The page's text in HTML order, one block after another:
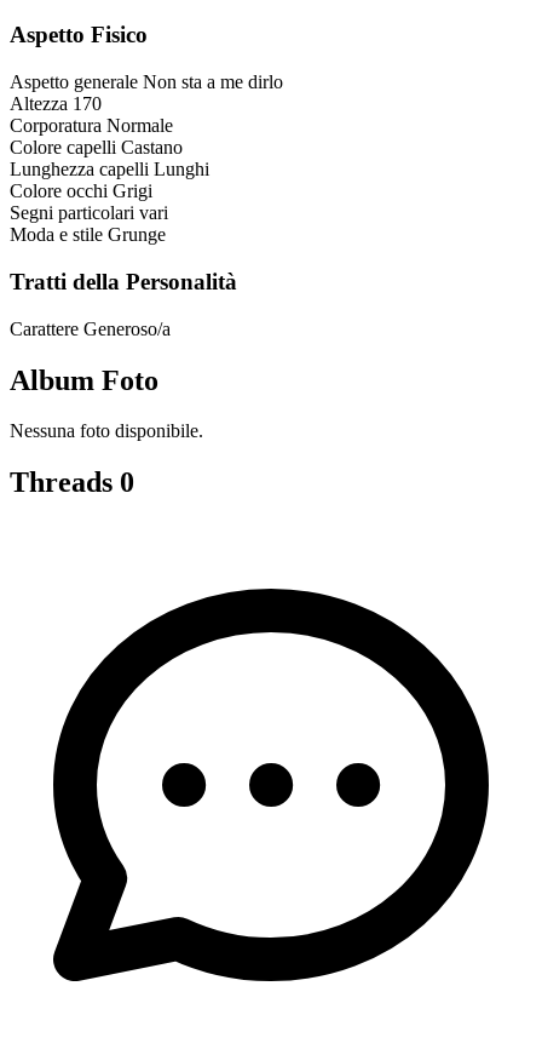
Aspetto Fisico
Aspetto generale Non sta a me dirlo
Altezza 170
Corporatura Normale
Colore capelli Castano
Lunghezza capelli Lunghi
Colore occhi Grigi
Segni particolari vari
Moda e stile Grunge
Tratti della Personalità
Carattere Generoso/a
Album Foto
Nessuna foto disponibile.
Threads 0